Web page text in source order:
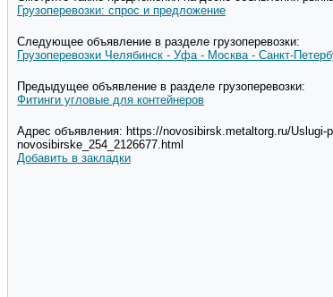
Грузоперевозки: спрос и предложение
Следующее объявление в разделе грузоперевозки:
Грузоперевозки Челябинск - Уфа - Москва - Санкт-
Предыдущее объявление в разделе грузоперевозки:
Фитинги угловые для контейнеров
Адрес объявления: https://novosibirsk.metaltorg.ru/Uslugi-
novosibirske_254_2126677.html
Добавить в закладки